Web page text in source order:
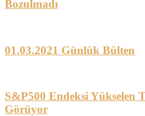
Bozulmadı
01.03.2021 Günlük Bülten
S&P500 Endeksi Yükselen
Görüyor